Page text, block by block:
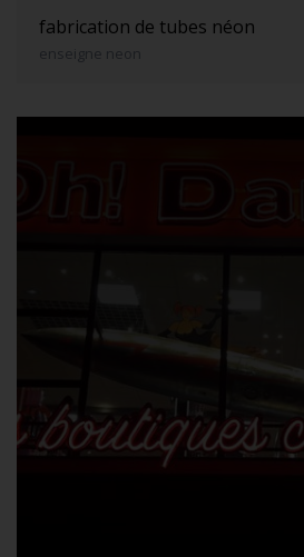
fabrication de tubes néon
enseigne neon